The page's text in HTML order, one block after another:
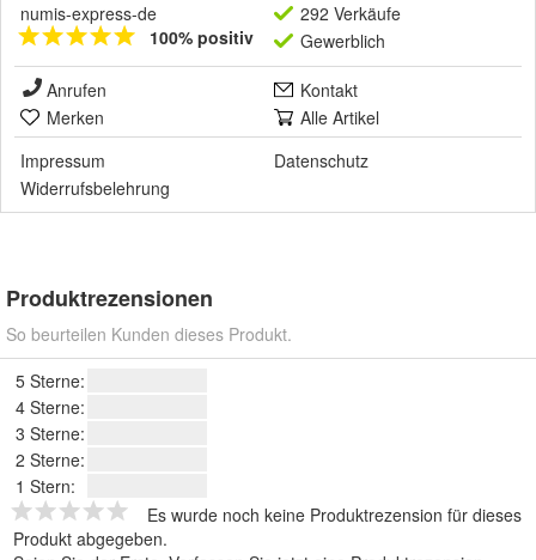
numis-express-de
100% positiv
292 Verkäufe
Gewerblich
Anrufen
Kontakt
Merken
Alle Artikel
Impressum
Datenschutz
Widerrufsbelehrung
Produktrezensionen
So beurteilen Kunden dieses Produkt.
5 Sterne:
4 Sterne:
3 Sterne:
2 Sterne:
1 Stern:
Es wurde noch keine Produktrezension für dieses
Produkt abgegeben.